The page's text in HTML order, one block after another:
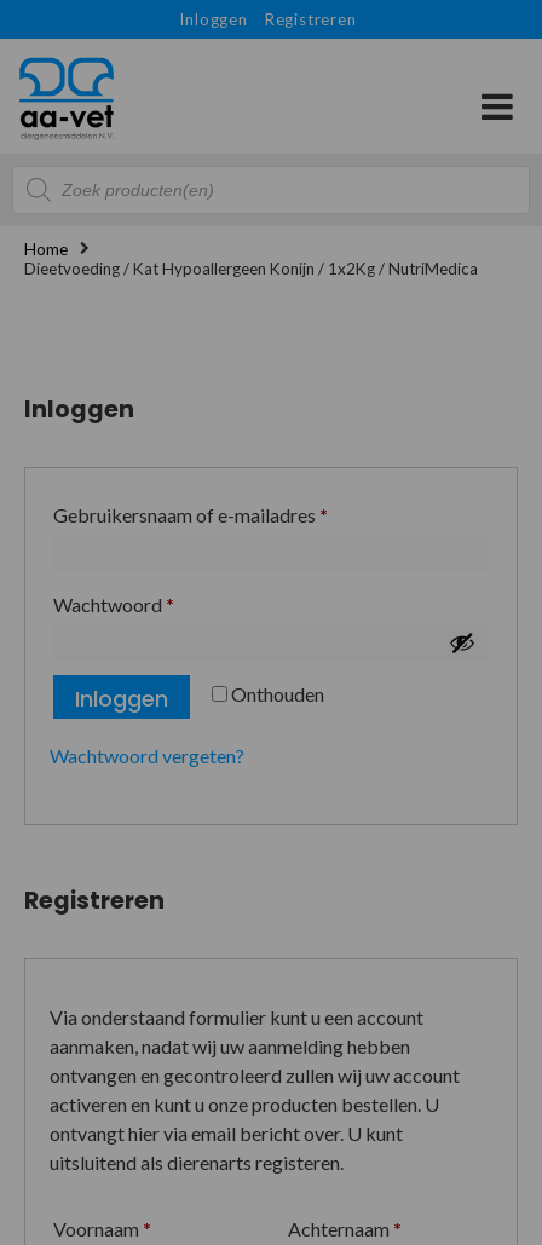
Inloggen Registreren
Producten
zoeken
Home
Dieetvoeding / Kat Hypoallergeen Konijn / 1x2Kg / NutriMedica
Inloggen
Gebruikersnaam of e-mailadres *
Wachtwoord *
Onthouden
Inloggen
Wachtwoord vergeten?
Registreren
Via onderstaand formulier kunt u een account
aanmaken, nadat wij uw aanmelding hebben
ontvangen en gecontroleerd zullen wij uw account
activeren en kunt u onze producten bestellen. U
ontvangt hier via email bericht over. U kunt
uitsluitend als dierenarts registeren.
Voornaam * Achternaam *